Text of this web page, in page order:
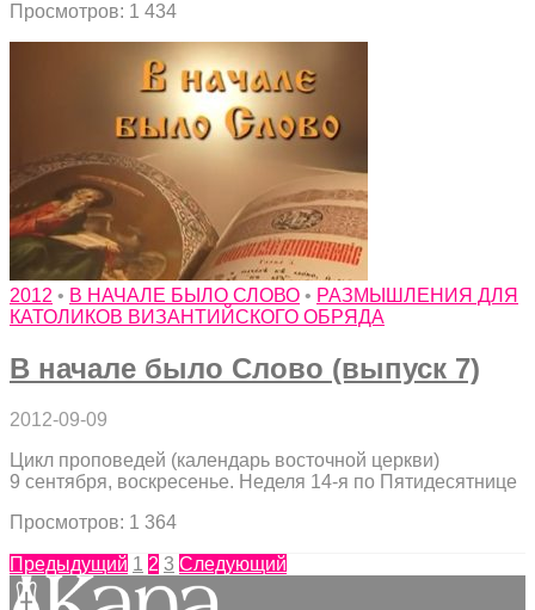
Просмотров: 1 434
2012 • В НАЧАЛЕ БЫЛО СЛОВО • РАЗМЫШЛЕНИЯ ДЛЯ
КАТОЛИКОВ ВИЗАНТИЙСКОГО ОБРЯДА
В начале было Слово (выпуск 7)
2012-09-09
Цикл проповедей (календарь восточной церкви)
9 сентября, воскресенье. Неделя 14-я по Пятидесятнице
Просмотров: 1 364
Предыдущий 1 2 3 Следующий